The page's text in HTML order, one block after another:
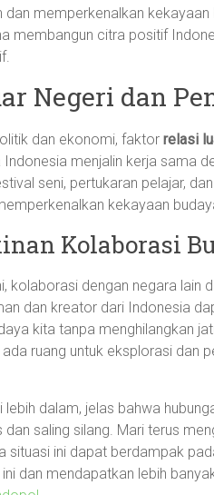
memperkenalkan
membangun citra positif
Negeri dan
dan ekonomi, faktor relasi
menjalin kerja sama
seni, pertukaran pelajar,
kekayaan
Kolaborasi
kolaborasi dengan negara lain
dan kreator dari Indonesia
kita tanpa menghilangkan
ruang untuk eksplorasi dan
lebih dalam, jelas bahwa
saling silang. Mari terus
situasi ini dapat berdampak
dan mendapatkan lebih